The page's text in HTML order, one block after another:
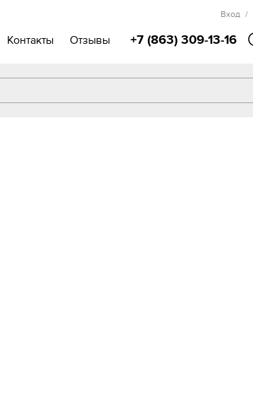
Контакты Отзывы +7 (863) 309-13-16
Вход /